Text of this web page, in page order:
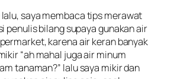
saya membaca tips merawat
penulis bilang supaya gunakan air
karena air keran banyak
“ah mahal juga air minum
tanaman?” lalu saya mikir dan